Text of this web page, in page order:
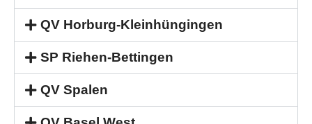
QV Horburg-Kleinhüngingen
SP Riehen-Bettingen
QV Spalen